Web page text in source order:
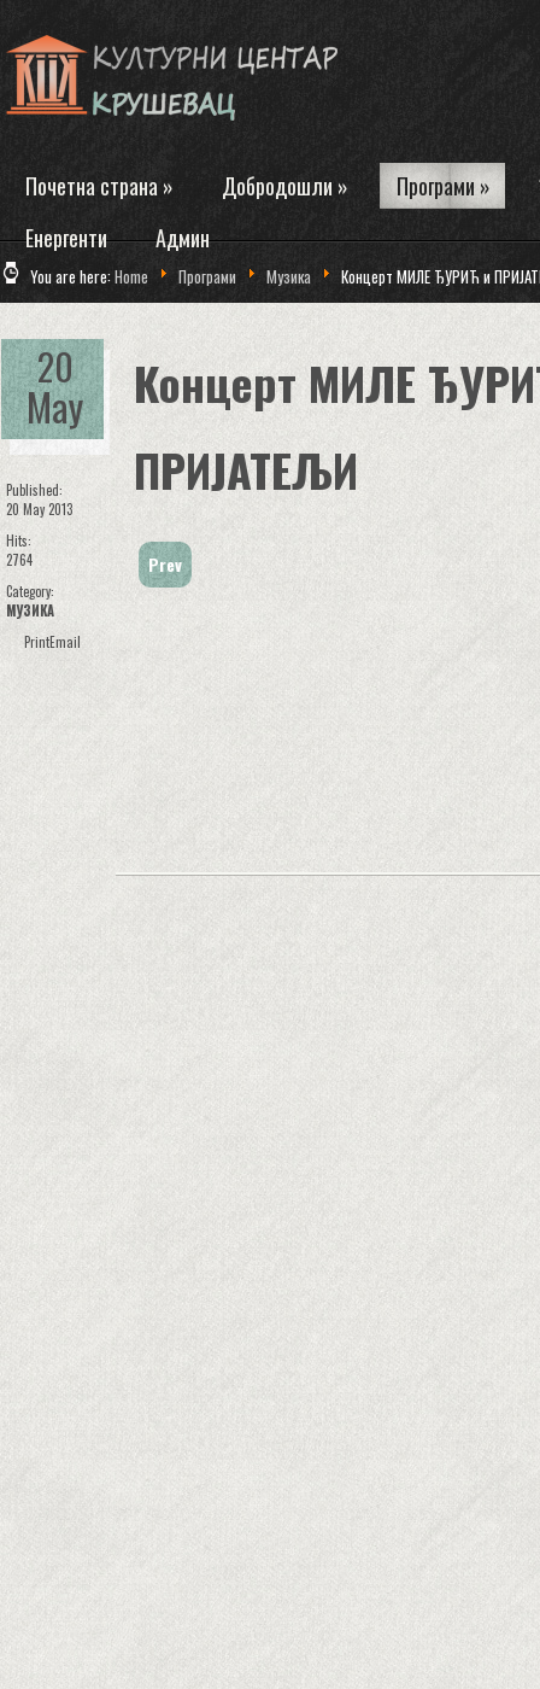
Почетна страна » Добродошли » Програми »
Енергенти
Админ
You are here:Home Програми Музика Концерт МИЛЕ ЂУРИЋ и
20
May
Published:
20 May 2013
Hits:
2764
Category:
МУЗИКА
PrintEmail
Концерт МИЛЕ
ПРИЈАТЕЉИ
Prev